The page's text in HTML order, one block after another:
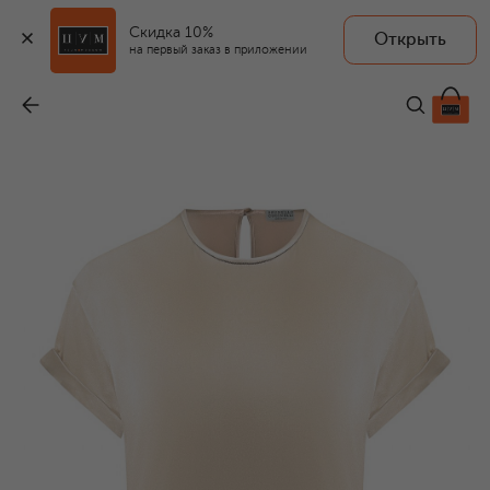
Скидка 10%
на первый заказ в приложении
Открыть
96 350 ₽